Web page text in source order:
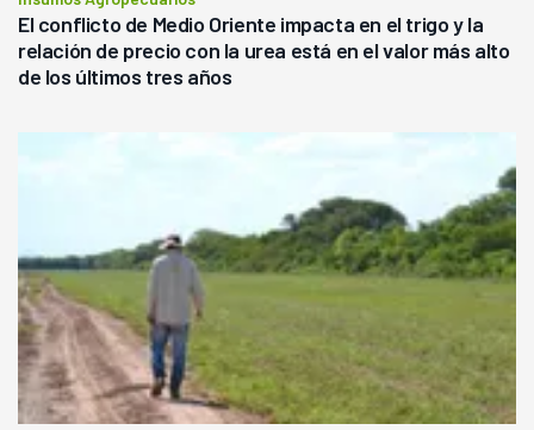
El conflicto de Medio Oriente impacta en el trigo y la
relación de precio con la urea está en el valor más alto
de los últimos tres años